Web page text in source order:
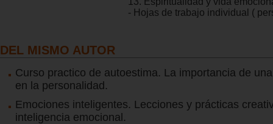
- Hojas de trabajo individual (
DEL MISMO AUTOR
Curso practico de autoestima. La importancia de
en la personalidad.
Emociones inteligentes. Lecciones y prácticas
inteligencia emocional.